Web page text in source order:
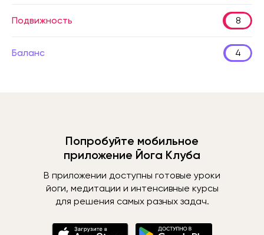
Подвижность 8
Баланс 4
Попробуйте мобильное
приложение Йога Клуба
В приложении доступны готовые уроки
йоги, медитации и интенсивные курсы
для решения самых разных задач.